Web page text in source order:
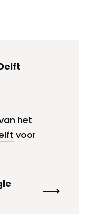
het
voor